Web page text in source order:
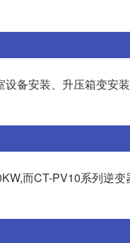
备安装、升压箱变安
而CT-PV10系列逆